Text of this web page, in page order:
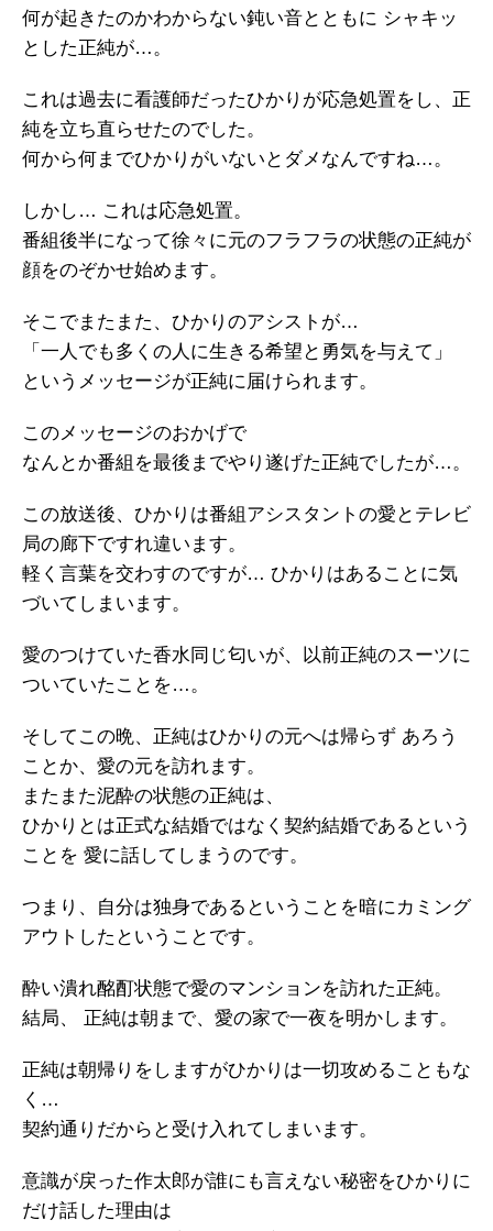
何が起きたのかわからない鈍い音とともに シャキッ
とした正純が…。
これは過去に看護師だったひかりが応急処置をし、正
純を立ち直らせたのでした。
何から何までひかりがいないとダメなんですね…。
しかし… これは応急処置。
番組後半になって徐々に元のフラフラの状態の正純が
顔をのぞかせ始めます。
そこでまたまた、ひかりのアシストが…
「一人でも多くの人に生きる希望と勇気を与えて」
というメッセージが正純に届けられます。
このメッセージのおかげで
なんとか番組を最後までやり遂げた正純でしたが…。
この放送後、ひかりは番組アシスタントの愛とテレビ
局の廊下ですれ違います。
軽く言葉を交わすのですが… ひかりはあることに気
づいてしまいます。
愛のつけていた香水同じ匂いが、以前正純のスーツに
ついていたことを…。
そしてこの晩、正純はひかりの元へは帰らず あろう
ことか、愛の元を訪れます。
またまた泥酔の状態の正純は、
ひかりとは正式な結婚ではなく契約結婚であるという
ことを 愛に話してしまうのです。
つまり、自分は独身であるということを暗にカミング
アウトしたということです。
酔い潰れ酩酊状態で愛のマンションを訪れた正純。
結局、 正純は朝まで、愛の家で一夜を明かします。
正純は朝帰りをしますがひかりは一切攻めることもな
く…
契約通りだからと受け入れてしまいます。
意識が戻った作太郎が誰にも言えない秘密をひかりに
だけ話した理由は